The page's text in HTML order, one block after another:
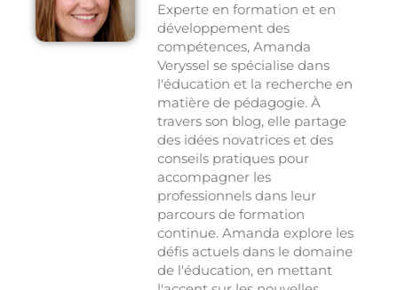
Experte en formation et en
développement des
compétences, Amanda
Veryssel se spécialise dans
l'éducation et la recherche en
matière de pédagogie. À
travers son blog, elle partage
des idées novatrices et des
conseils pratiques pour
accompagner les
professionnels dans leur
parcours de formation
continue. Amanda explore les
défis actuels dans le domaine
de l'éducation, en mettant